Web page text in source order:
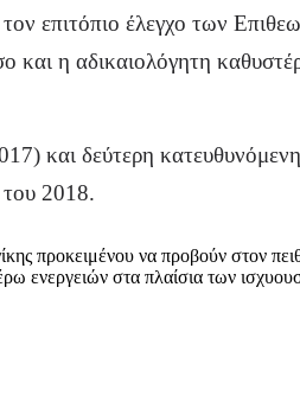
επιτόπιο έλεγχο των
και η αδικαιολόγητη
και δεύτερη
του 2018.
να προβούν στον
ενεργειών στα πλαίσια των